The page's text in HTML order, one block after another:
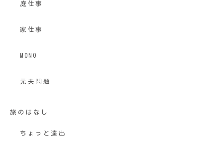
庭仕事
家仕事
MONO
元夫問題
旅のはなし
ちょっと遠出